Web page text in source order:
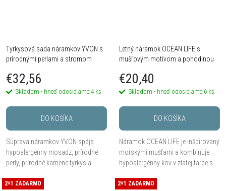
Tyrkysová sada náramkov YVON s
prírodnými perlami a stromom
€32,56
Skladom - hneď odosielame 4 ks
DO KOŠÍKA
Súprava náramkov YVON spája
hypoalergénny mosadz, prírodné
perly, prírodné kamene tyrkys a
vrstveného celku v sviežich
Letný náramok OCEAN LIFE s
mušľovým motívom a pohodlnou
€20,40
Skladom - hneď odosielame 6 ks
DO KOŠÍKA
Náramok OCEAN LIFE je inšpirovaný
morskými mušľami a kombinuje
hypoalergénny kov v zlatej farbe s
univerzálnej veľkosti a pružnej
2+1 ZADARMO 2+1 ZADARMO